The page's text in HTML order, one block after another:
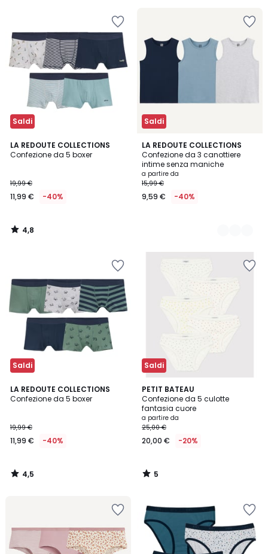
applicato.
Saldi
LA REDOUTE COLLECTIONS
Confezione da 5 boxer
19,99 €
11,99 € -40%
4,8
/ 5
4,8
/
Saldi
LA REDOUTE COLLECTIONS
Confezione da 3 canottiere
intime senza maniche
a partire da
15,99 €
9,59 € -40%
2
Colori
Saldi
LA REDOUTE COLLECTIONS
Confezione da 5 boxer
19,99 €
11,99 € -40%
4,5
/ 5
4,5
/
Saldi
PETIT BATEAU
Confezione da 5 culotte
fantasia cuore
a partire da
25,00 €
20,00 € -20%
5
/
5
5
/